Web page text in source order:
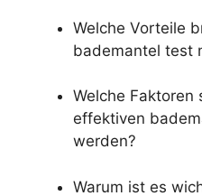
Welche Vorteile
bademantel test
Welche Faktoren
effektiven
werden?
Warum ist es